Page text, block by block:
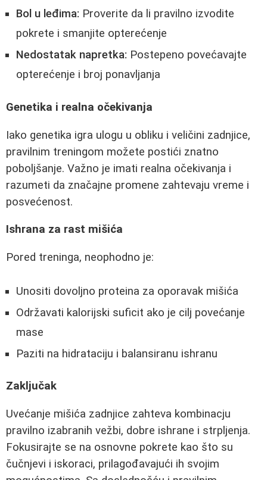
Bol u leđima: Proverite da li pravilno izvodite
pokrete i smanjite opterećenje
Nedostatak napretka: Postepeno povećavajte
opterećenje i broj ponavljanja
Genetika i realna očekivanja
Iako genetika igra ulogu u obliku i veličini zadnjice,
pravilnim treningom možete postići znatno
poboljšanje. Važno je imati realna očekivanja i
razumeti da značajne promene zahtevaju vreme i
posvećenost.
Ishrana za rast mišića
Pored treninga, neophodno je:
Unositi dovoljno proteina za oporavak mišića
Održavati kalorijski suficit ako je cilj povećanje
mase
Paziti na hidrataciju i balansiranu ishranu
Zaključak
Uvećanje mišića zadnjice zahteva kombinacju
pravilno izabranih vežbi, dobre ishrane i strpljenja.
Fokusirajte se na osnovne pokrete kao što su
čučnjevi i iskoraci, prilagođavajući ih svojim